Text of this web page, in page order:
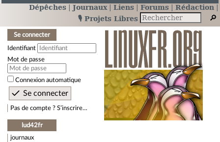
Dépêches Journaux Liens Forums
Rédaction
🎙️ Projets Libres
Se connecter
Identifiant
Mot de passe
Connexion automatique
Pas de compte ? S’inscrire…
lud42fr
journaux